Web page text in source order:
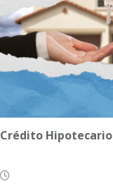
Crédito Hipotecario